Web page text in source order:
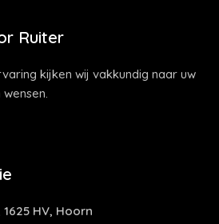
Ruiter
kijken wij vakkundig naar uw
HV, Hoorn